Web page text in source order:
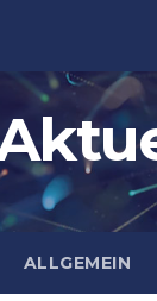
ALLGEMEIN